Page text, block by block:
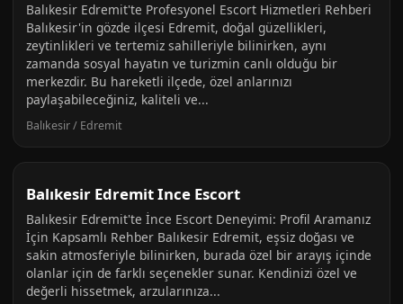
Balıkesir Edremit'te Profesyonel Escort Hizmetleri Rehberi
Balıkesir'in gözde ilçesi Edremit, doğal güzellikleri,
zeytinlikleri ve tertemiz sahilleriyle bilinirken, aynı
zamanda sosyal hayatın ve turizmin canlı olduğu bir
merkezdir. Bu hareketli ilçede, özel anlarınızı
paylaşabileceğiniz, kaliteli ve...
Balıkesir / Edremit
Balıkesir Edremit Ince Escort
Balıkesir Edremit'te İnce Escort Deneyimi: Profil Aramanız
İçin Kapsamlı Rehber Balıkesir Edremit, eşsiz doğası ve
sakin atmosferiyle bilinirken, burada özel bir arayış içinde
olanlar için de farklı seçenekler sunar. Kendinizi özel ve
değerli hissetmek, arzularınıza...